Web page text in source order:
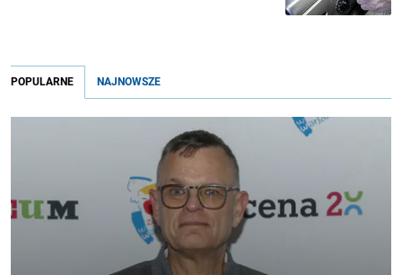
POPULARNE NAJNOWSZE